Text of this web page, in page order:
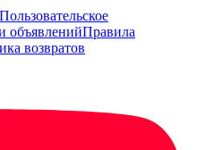
Пользовательское
объявленийПравила
возвратов